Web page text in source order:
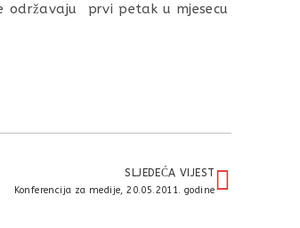
održavaju prvi petak u mjesecu
SLJEDEĆA VIJEST
Konferencija za medije, 20.05.2011. godine